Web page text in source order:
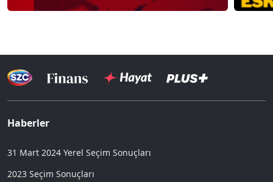
Haberler
31 Mart 2024 Yerel Seçim Sonuçları
2023 Seçim Sonuçları